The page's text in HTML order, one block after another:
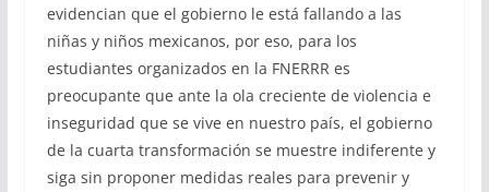
evidencian que el gobierno le está fallando a las
niñas y niños mexicanos, por eso, para los
estudiantes organizados en la FNERRR es
preocupante que ante la ola creciente de violencia e
inseguridad que se vive en nuestro país, el gobierno
de la cuarta transformación se muestre indiferente y
siga sin proponer medidas reales para prevenir y